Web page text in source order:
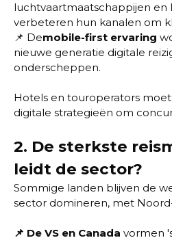
luchtvaartmaatschappijen en
verbeteren hun kanalen om
📌 Demobile-first ervaring
nieuwe generatie digitale
onderscheppen.
Hotels en touroperators
digitale strategieën om
2. De sterkste
leidt de sector?
Sommige landen blijven de
sector domineren, met
📌 De VS en Canada vormen